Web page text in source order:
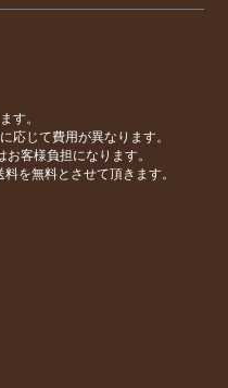
す。
応じて費用が異なります。
客様負担になります。
を無料とさせて頂きます。